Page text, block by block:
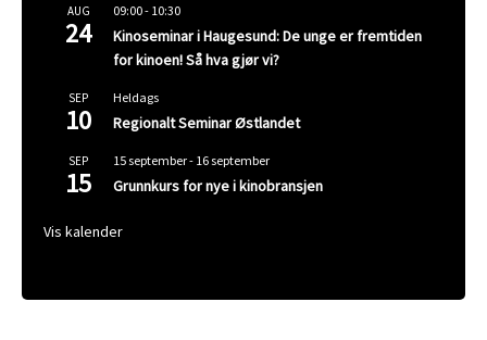
AUG
24
09:00- 10:30
Kinoseminar i Haugesund: De unge er fremtiden
for kinoen! Så hva gjør vi?
SEP
10
Heldags
Regionalt Seminar Østlandet
SEP
15
15 september- 16 september
Grunnkurs for nye i kinobransjen
Vis kalender